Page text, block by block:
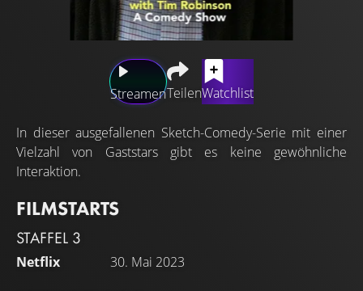
StreamenTeilenWatchlist
In dieser ausgefallenen Sketch-Comedy-Serie mit einer
Vielzahl von Gaststars gibt es keine gewöhnliche
Interaktion.
FILMSTARTS
STAFFEL 3
Netflix 30. Mai 2023